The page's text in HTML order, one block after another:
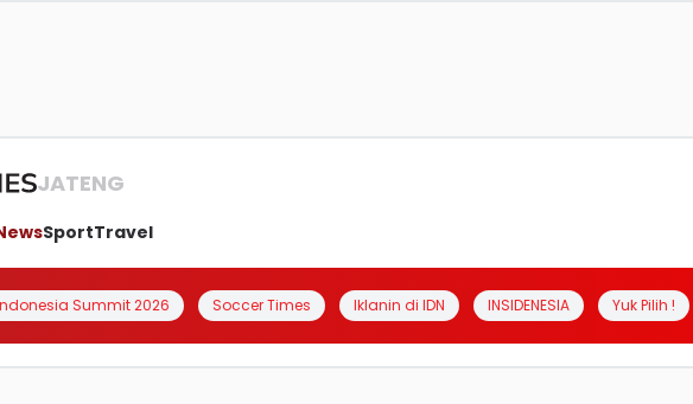
JATENG
SportTravel
Summit 2026 Soccer Times Iklanin di IDN INSIDENESIA Yuk Pilih !